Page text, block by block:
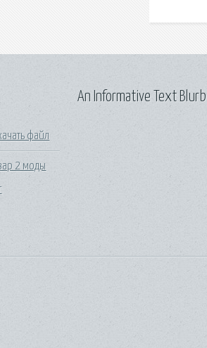
файл
2 моды
An Informative Text Blurb